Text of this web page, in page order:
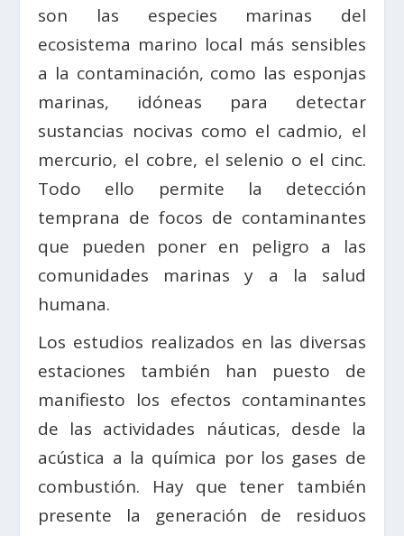
son las especies marinas del
ecosistema marino local más sensibles
a la contaminación, como las esponjas
marinas, idóneas para detectar
sustancias nocivas como el cadmio, el
mercurio, el cobre, el selenio o el cinc.
Todo ello permite la detección
temprana de focos de contaminantes
que pueden poner en peligro a las
comunidades marinas y a la salud
humana.
Los estudios realizados en las diversas
estaciones también han puesto de
manifiesto los efectos contaminantes
de las actividades náuticas, desde la
acústica a la química por los gases de
combustión. Hay que tener también
presente la generación de residuos